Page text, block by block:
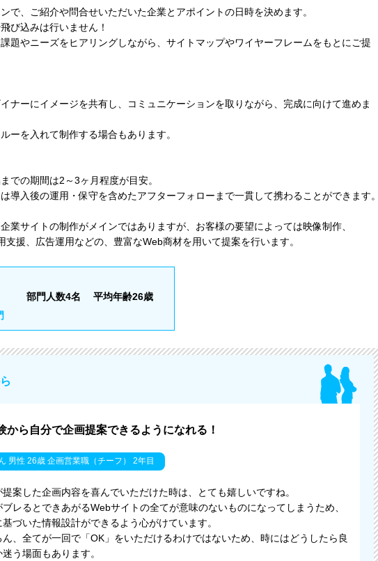
で、ご紹介や問合せいただいた企業とアポイントの日時を決めます。
び込みは行いません！
題やニーズをヒアリングしながら、サイトマップやワイヤーフレームをもとにご提
ナーにイメージを共有し、コミュニケーションを取りながら、完成に向けて進めま
ーを入れて制作する場合もあります。
での期間は2～3ヶ月程度が目安。
導入後の運用・保守を含めたアフターフォローまで一貫して携わることができます。
業サイトの制作がメインではありますが、お客様の要望によっては映像制作、
支援、広告運用などの、豊富なWeb商材を用いて提案を行います。
部門人数4名 平均年齢26歳
から自分で企画提案できるようになれる！
男性 26歳 企画営業職（チーフ） 2年目
提案した企画内容を喜んでいただけた時は、とても嬉しいですね。
ブレるとできあがるWebサイトの全てが意味のないものになってしまうため、
づいた情報設計ができるよう心がけています。
ん、全てが一回で「OK」をいただけるわけではないため、時にはどうしたら良
う場面もあります。